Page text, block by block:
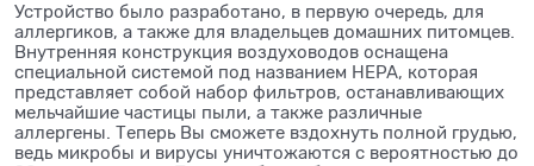
Устройство было разработано, в первую очередь, для
аллергиков, а также для владельцев домашних питомцев.
Внутренняя конструкция воздуховодов оснащена
специальной системой под названием HEPA, которая
представляет собой набор фильтров, останавливающих
мельчайшие частицы пыли, а также различные
аллергены. Теперь Вы сможете вздохнуть полной грудью,
ведь микробы и вирусы уничтожаются с вероятностью до